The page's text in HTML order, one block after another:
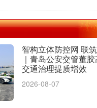
智构立体防控网 联
｜青岛公安交管董
交通治理提质增效
2026-08-07